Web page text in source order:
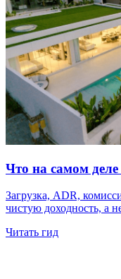
Что на самом деле
Загрузка, ADR,
чистую доходность, а
Читать гид